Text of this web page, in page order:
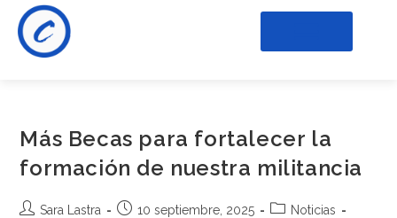
Más Becas para fortalecer la
formación de nuestra militancia
Sara Lastra 10 septiembre, 2025
Noticias